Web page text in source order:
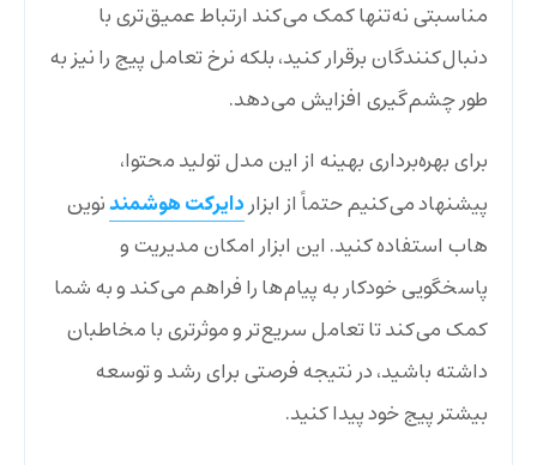
مناسبتی نه‌تنها کمک می‌کند ارتباط عمیق‌تری با
دنبال‌کنندگان برقرار کنید، بلکه نرخ تعامل پیج را نیز به
طور چشم‌گیری افزایش می‌دهد.
برای بهره‌برداری بهینه از این مدل تولید محتوا،
پیشنهاد می‌کنیم حتماً از ابزاردایرکت هوشمندنوین
هاب استفاده کنید. این ابزار امکان مدیریت و
پاسخگویی خودکار به پیام‌ها را فراهم می‌کند و به شما
کمک می‌کند تا تعامل سریع‌تر و موثرتری با مخاطبان
داشته باشید، در نتیجه فرصتی برای رشد و توسعه
بیشتر پیج خود پیدا کنید.